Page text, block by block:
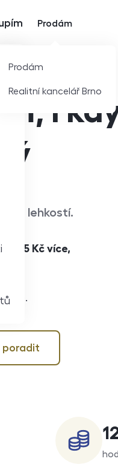
Prodám
Prodám
Realitní kancelář Brno
i
S lehkostí.
205 Kč více,
poradit